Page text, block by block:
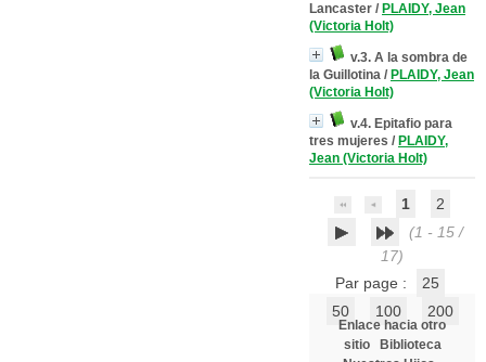
Lancaster / PLAIDY, Jean
(Victoria Holt)
v.3. A la sombra de
la Guillotina / PLAIDY, Jean
(Victoria Holt)
v.4. Epitafio para
tres mujeres / PLAIDY,
Jean (Victoria Holt)
1
2
(1 - 15 /
17)
Par page :
25
50
100 200
Enlace hacia otro
sitio
Biblioteca